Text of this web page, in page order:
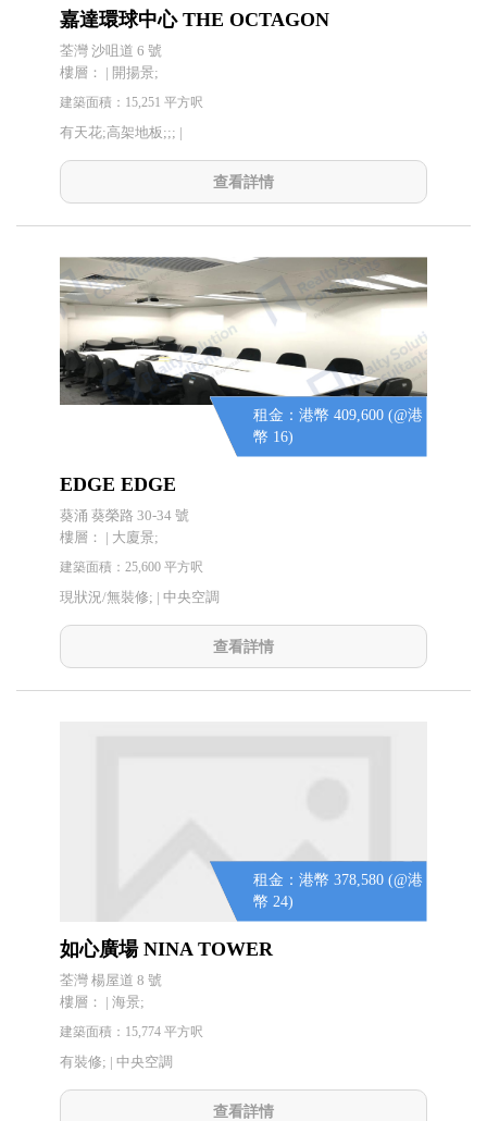
嘉達環球中心 THE OCTAGON
荃灣 沙咀道 6 號
樓層： | 開揚景;
建築面積：15,251 平方呎
有天花;高架地板;;; |
查看詳情
租金：港幣 409,600 (@港
幣 16)
EDGE EDGE
葵涌 葵榮路 30-34 號
樓層： | 大廈景;
建築面積：25,600 平方呎
現狀況/無裝修; | 中央空調
查看詳情
租金：港幣 378,580 (@港
幣 24)
如心廣場 NINA TOWER
荃灣 楊屋道 8 號
樓層： | 海景;
建築面積：15,774 平方呎
有裝修; | 中央空調
查看詳情